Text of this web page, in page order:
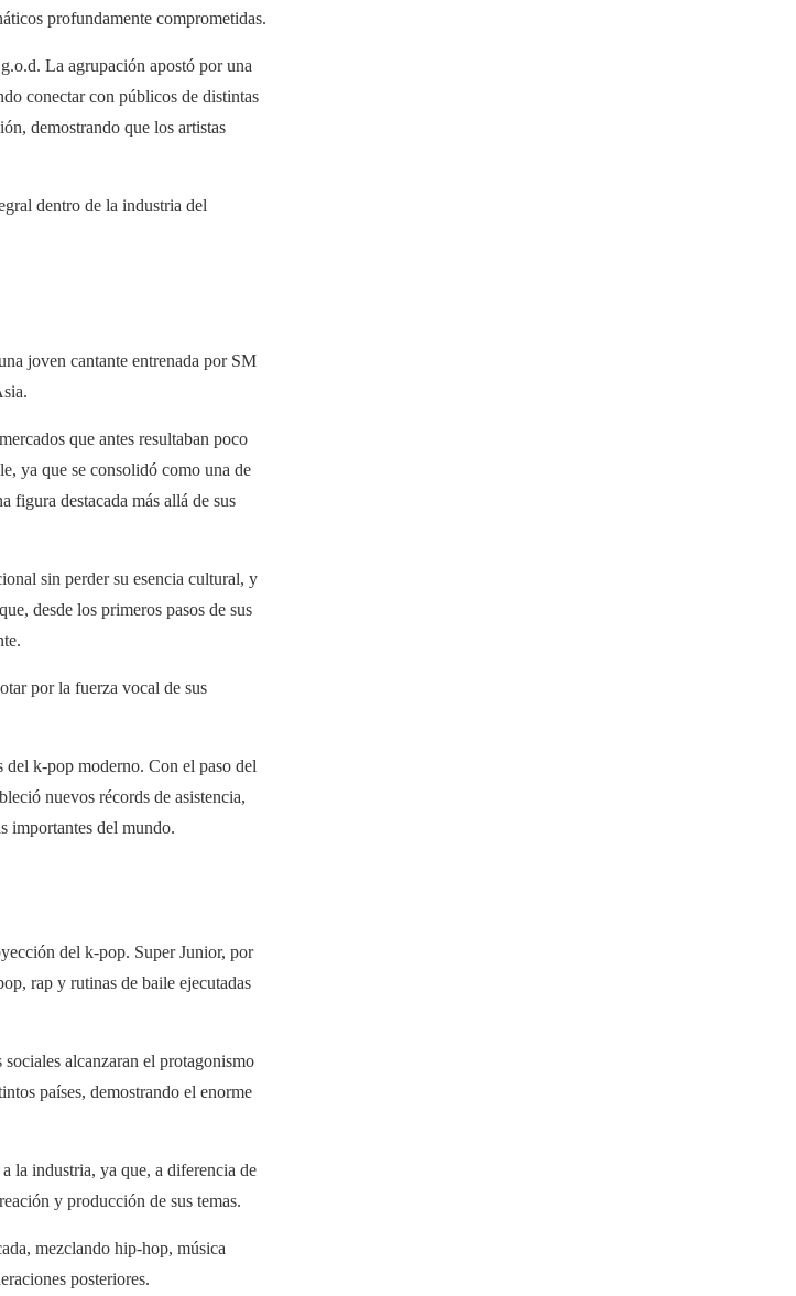
profundamente comprometidas.
La agrupación apostó por una
conectar con públicos de distintas
demostrando que los artistas
dentro de la industria del
joven cantante entrenada por SM
que antes resultaban poco
ya que se consolidó como una de
figura destacada más allá de sus
sin perder su esencia cultural, y
desde los primeros pasos de sus
por la fuerza vocal de sus
del k-pop moderno. Con el paso del
nuevos récords de asistencia,
importantes del mundo.
del k-pop. Super Junior, por
rap y rutinas de baile ejecutadas
alcanzaran el protagonismo
países, demostrando el enorme
la industria, ya que, a diferencia de
y producción de sus temas.
mezclando hip-hop, música
posteriores.